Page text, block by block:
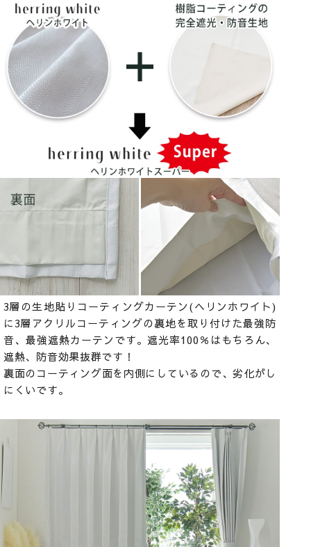
3層の生地貼りコーティングカーテン(ヘリンホワイト)
に3層アクリルコーティングの裏地を取り付けた最強防
音、最強遮熱カーテンです。遮光率100％はもちろん、
遮熱、防音効果抜群です！
裏面のコーティング面を内側にしているので、劣化がし
にくいです。